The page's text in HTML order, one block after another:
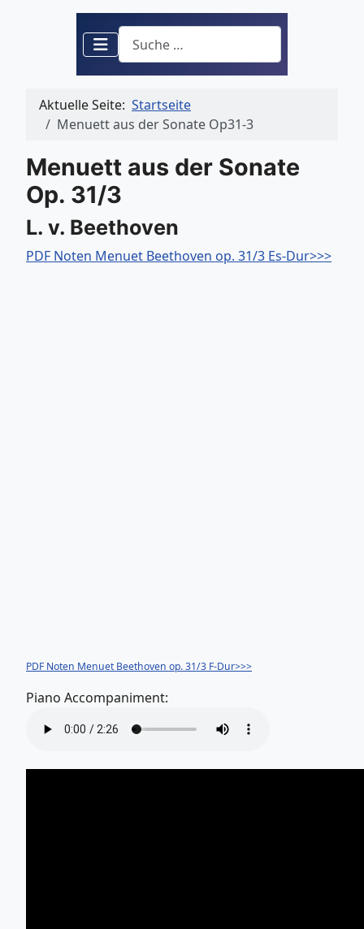
Suchen
Aktuelle Seite: Startseite
Menuett aus der Sonate Op31-3
Menuett aus der Sonate
Op. 31/3
L. v. Beethoven
PDF Noten Menuet Beethoven op. 31/3 Es-Dur>>>
PDF Noten Menuet Beethoven op. 31/3 F-Dur>>>
Piano Accompaniment: